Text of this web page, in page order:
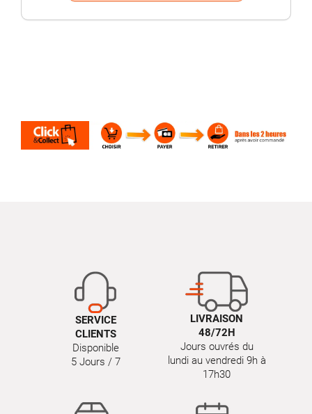
SERVICE
CLIENTS
Disponible
5 Jours / 7
LIVRAISON
48/72H
Jours ouvrés du
lundi au vendredi 9h à
17h30